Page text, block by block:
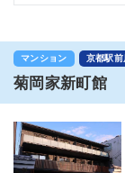
マンション 京都駅前
菊岡家新町館